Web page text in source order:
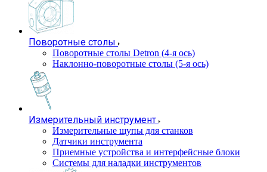
Поворотные столы
Поворотные столы Detron (4-я ось)
Наклонно-поворотные столы (5-я ось)
Измерительный инструмент
Измерительные щупы для станков
Датчики инструмента
Приемные устройства и интерфейсные блоки
Системы для наладки инструментов